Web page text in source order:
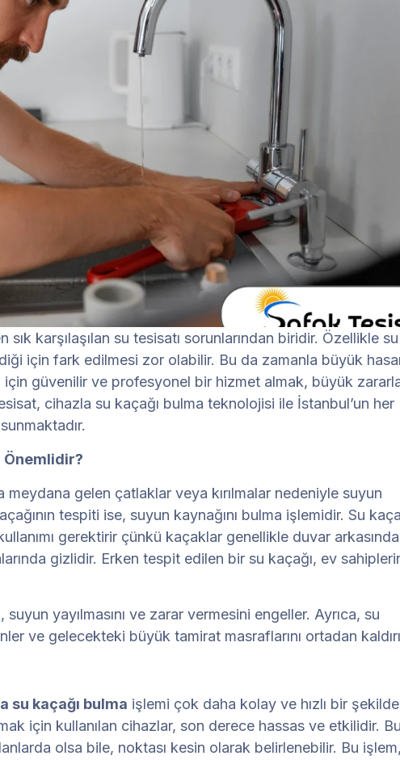
karşılaşılan su tesisatı sorunlarından biridir. Özellikle
için fark edilmesi zor olabilir. Bu da zamanla büyük
için güvenilir ve profesyonel bir hizmet almak, büyük
cihazla su kaçağı bulma teknolojisi ile İstanbul’un her
Önemlidir?
meydana gelen çatlaklar veya kırılmalar nedeniyle suyun
tespiti ise, suyun kaynağını bulma işlemidir. Su
gerektirir çünkü kaçaklar genellikle duvar
gizlidir. Erken tespit edilen bir su kaçağı, ev
yayılmasını ve zarar vermesini engeller. Ayrıca, su
ve gelecekteki büyük tamirat masraflarını ortadan
su kaçağı bulma işlemi çok daha kolay ve hızlı bir şekilde
için kullanılan cihazlar, son derece hassas ve etkilidir. Bu
olsa bile, noktası kesin olarak belirlenebilir. Bu